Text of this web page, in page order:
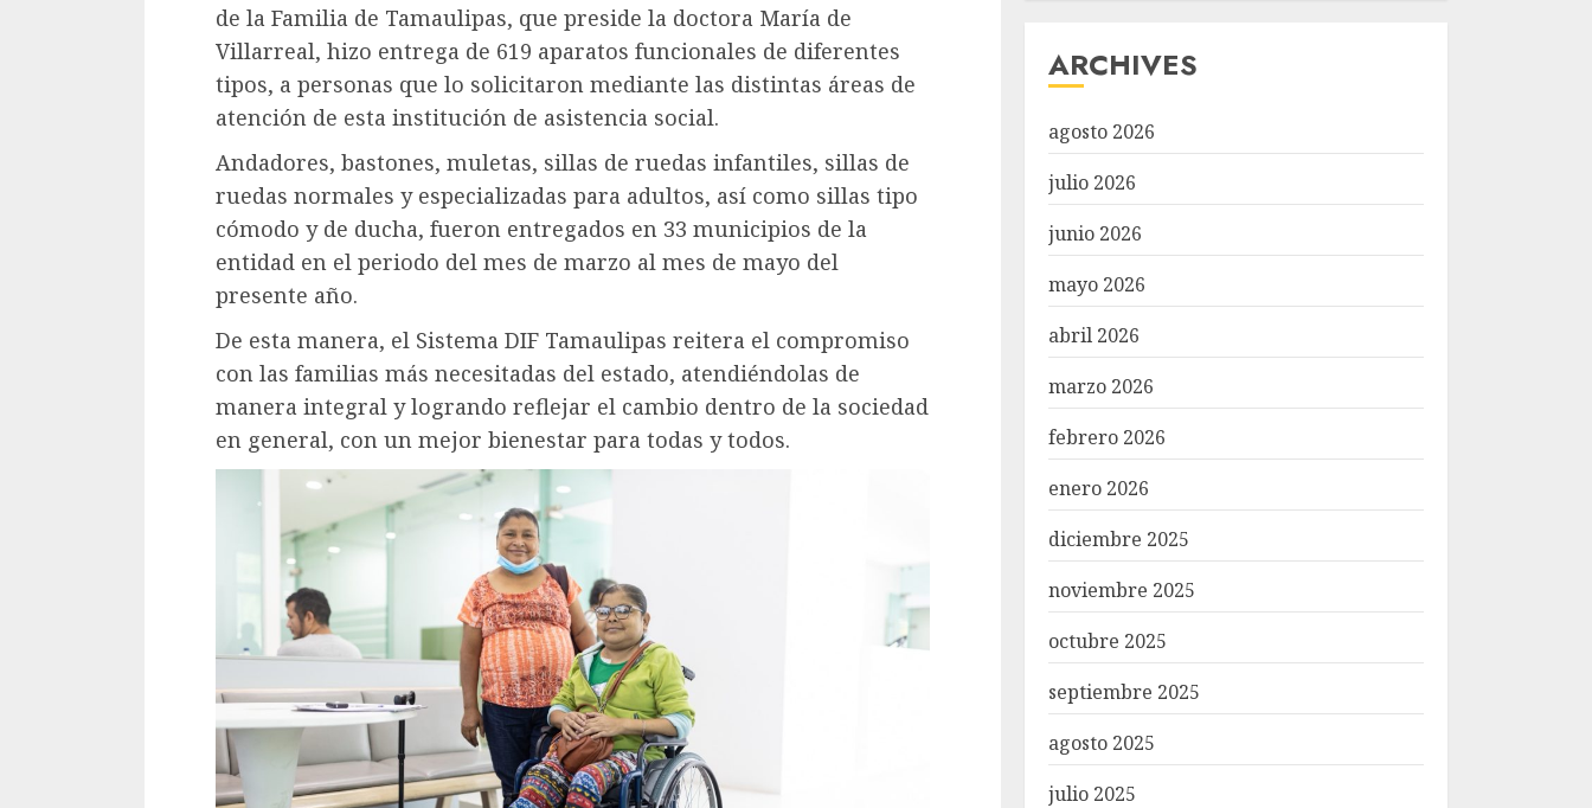
de la Familia de Tamaulipas, que preside la doctora María de
Villarreal, hizo entrega de 619 aparatos funcionales de diferentes
tipos, a personas que lo solicitaron mediante las distintas áreas de
atención de esta institución de asistencia social.
Andadores, bastones, muletas, sillas de ruedas infantiles, sillas de
ruedas normales y especializadas para adultos, así como sillas tipo
cómodo y de ducha, fueron entregados en 33 municipios de la
entidad en el periodo del mes de marzo al mes de mayo del
presente año.
De esta manera, el Sistema DIF Tamaulipas reitera el compromiso
con las familias más necesitadas del estado, atendiéndolas de
manera integral y logrando reflejar el cambio dentro de la sociedad
en general, con un mejor bienestar para todas y todos.
ARCHIVES
agosto 2026
julio 2026
junio 2026
mayo 2026
abril 2026
marzo 2026
febrero 2026
enero 2026
diciembre 2025
noviembre 2025
octubre 2025
septiembre 2025
agosto 2025
julio 2025